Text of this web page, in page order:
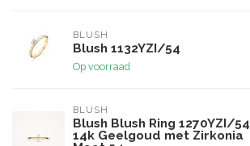
BLUSH
Blush 1132YZI/54
Op voorraad
BLUSH
Blush Blush Ring 1270YZI/54
14k Geelgoud met Zirkonia